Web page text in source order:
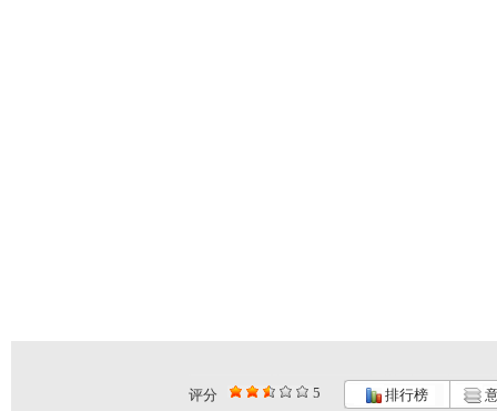
评分 5 排行榜
星际幸运虫... 星际幸运虫...